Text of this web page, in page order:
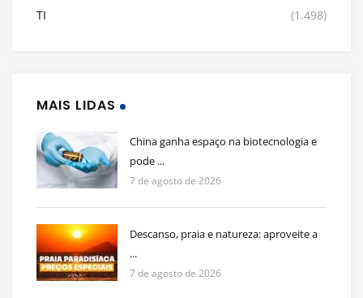
TI
(1.498)
MAIS LIDAS
China ganha espaço na biotecnologia e
pode ...
7 de agosto de 2026
Descanso, praia e natureza: aproveite a
...
7 de agosto de 2026